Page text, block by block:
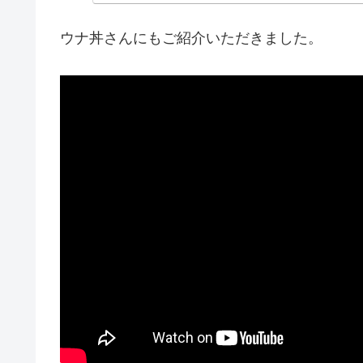
きな動きがありました
ルとして独立する一
ウナ丼さんにもご紹介いただきました。